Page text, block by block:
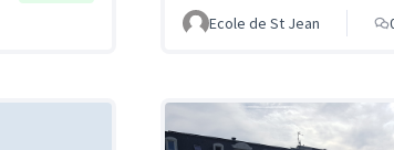
Ecole de St Jean